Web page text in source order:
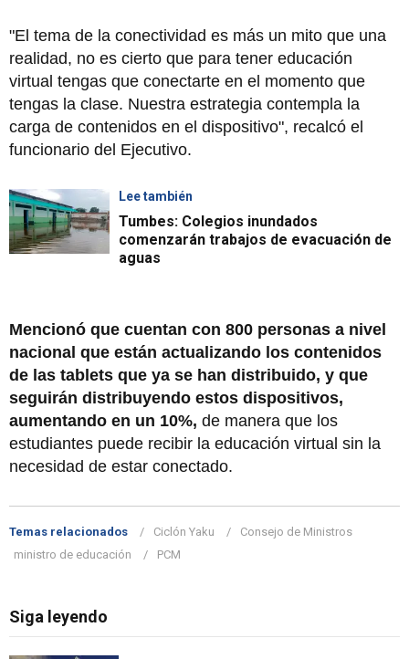
"El tema de la conectividad es más un mito que una
realidad, no es cierto que para tener educación
virtual tengas que conectarte en el momento que
tengas la clase. Nuestra estrategia contempla la
carga de contenidos en el dispositivo", recalcó el
funcionario del Ejecutivo.
Lee también
Tumbes: Colegios inundados
comenzarán trabajos de evacuación de
aguas
Mencionó que cuentan con 800 personas a nivel
nacional que están actualizando los contenidos
de las tablets que ya se han distribuido, y que
seguirán distribuyendo estos dispositivos,
aumentando en un 10%, de manera que los
estudiantes puede recibir la educación virtual sin la
necesidad de estar conectado.
Temas relacionados Ciclón Yaku
Consejo de Ministros
ministro de educación
PCM
Siga leyendo